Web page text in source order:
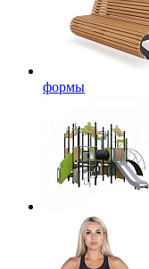
формы